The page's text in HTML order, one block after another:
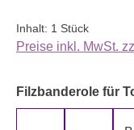
Inhalt: 1 Stück
Preise inkl. MwSt.
Filzbanderole für